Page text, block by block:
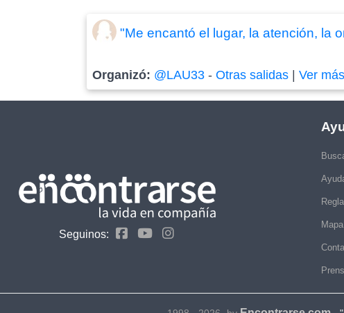
"Me encantó el lugar, la atención, la
Organizó: @LAU33 -Otras salidas |Ver
Seguinos: